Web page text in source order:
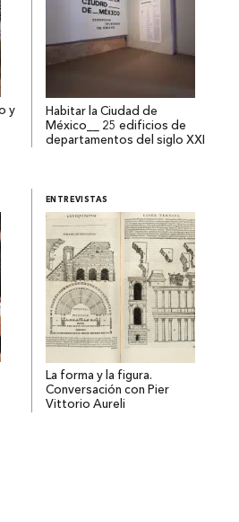
y
Habitar la Ciudad de
México__ 25 edificios de
departamentos del siglo XXI
ENTREVISTAS
La forma y la figura.
Conversación con Pier
Vittorio Aureli